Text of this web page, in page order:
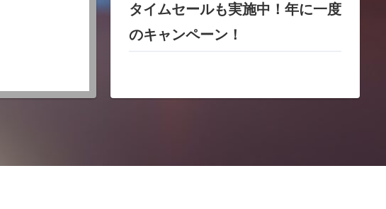
タイムセールも実施中！年に一度
のキャンペーン！